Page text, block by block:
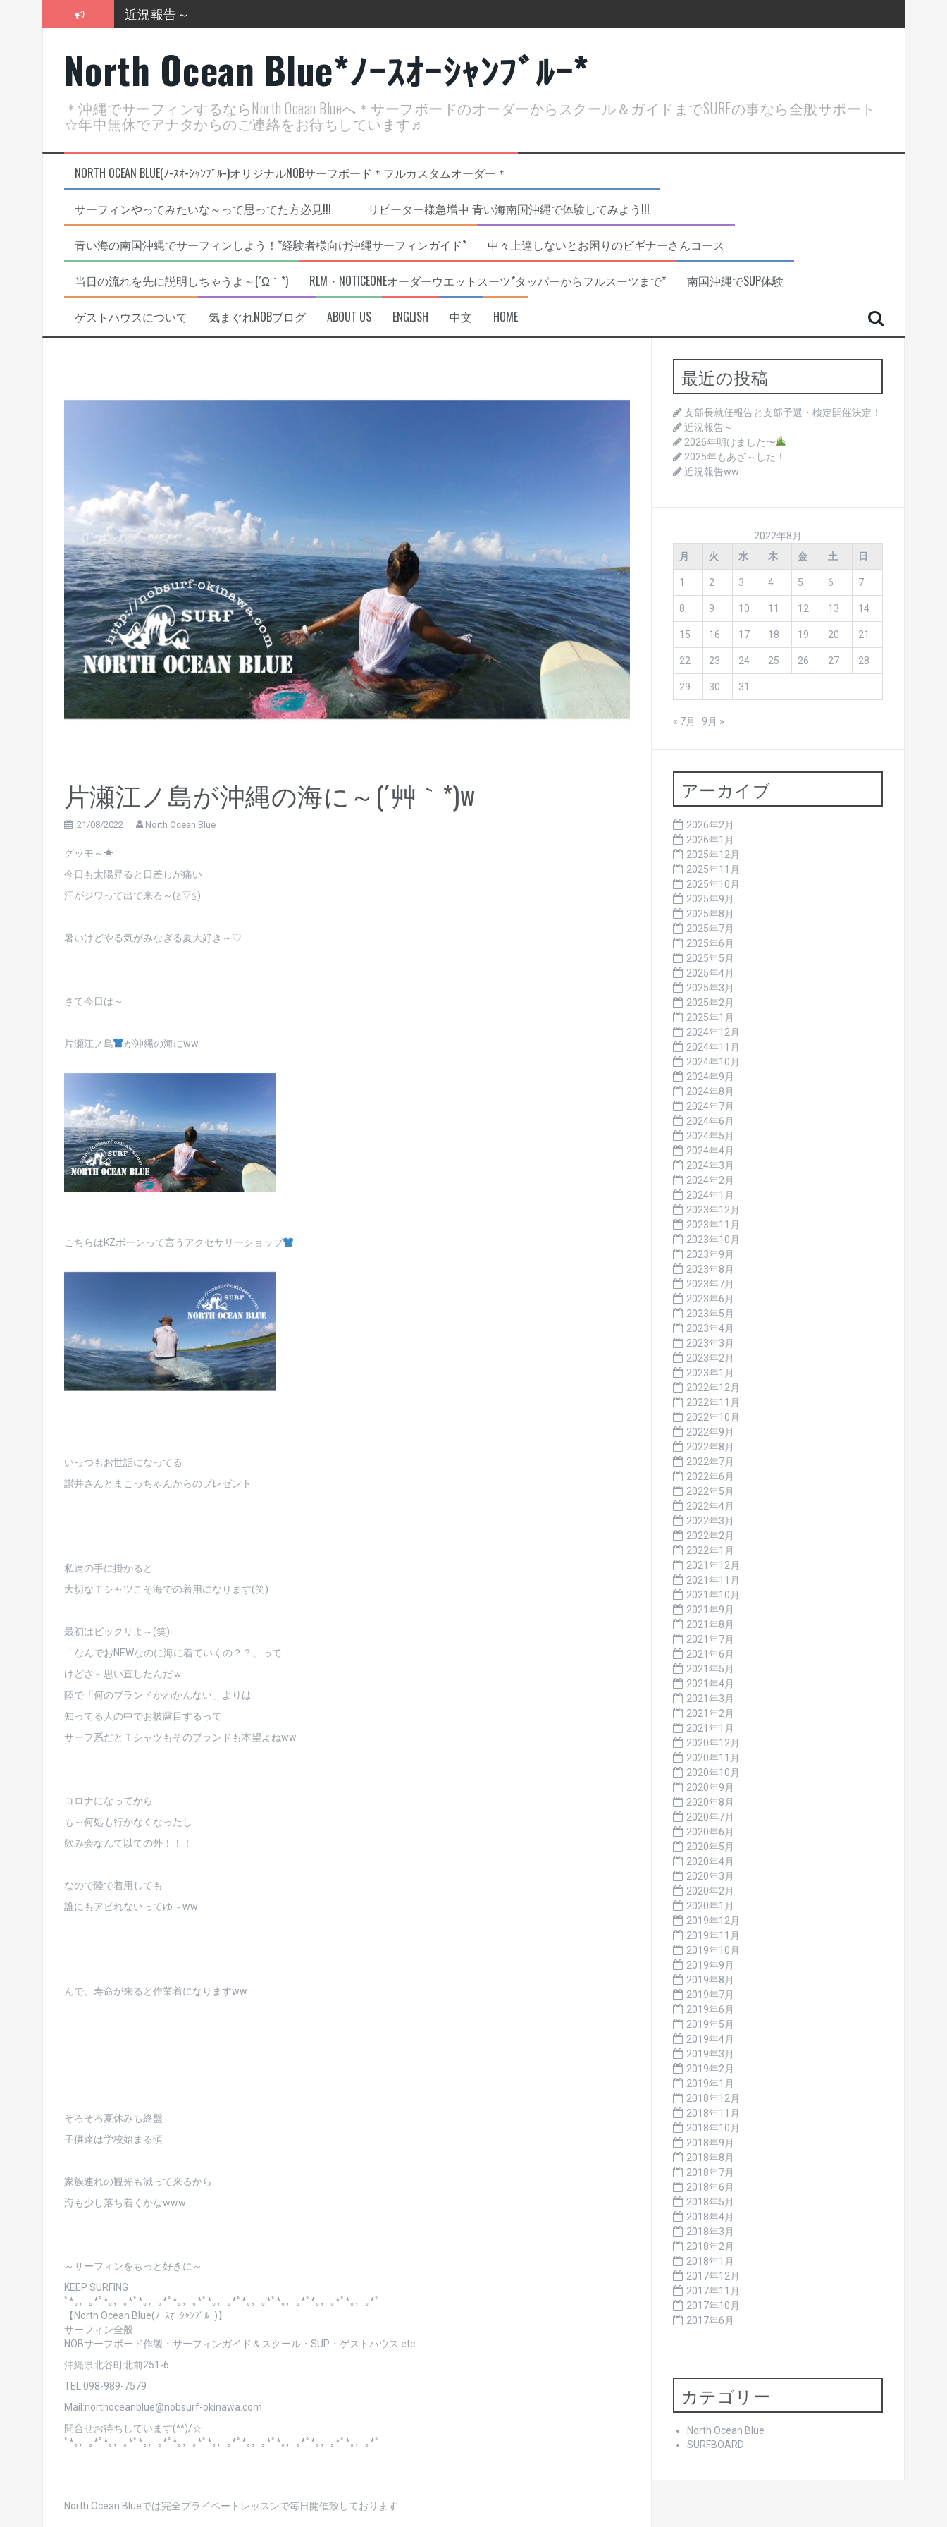
近況報告～
2025年もあざ～した！
ヤッチマッターーーー！！！
支部長就任報告と支部予選・検定開催決定！
North Ocean Blue*ﾉｰｽｵｰｼｬﾝﾌﾞﾙｰ*
＊沖縄でサーフィンするならNorth Ocean Blueへ＊サーフボードのオーダーからスクール＆ガイドまでSURFの事なら全般サポート
☆年中無休でアナタからのご連絡をお待ちしています♬
NORTH OCEAN BLUE(ﾉ-ｽｵ-ｼｬﾝﾌﾞﾙ-)オリジナルNOBサーフボード＊フルカスタムオーダー＊
サーフィンやってみたいな～って思ってた方必見!!! リピーター様急増中 青い海南国沖縄で体験してみよう!!!
青い海の南国沖縄でサーフィンしよう！*経験者様向け沖縄サーフィンガイド* 中々上達しないとお困りのビギナーさんコース
当日の流れを先に説明しちゃうよ～(´Ω｀*) RLM・NOTICEONEオーダーウエットスーツ*タッパーからフルスーツまで* 南国沖縄でSUP体験
ゲストハウスについて 気まぐれNOBブログ ABOUT US ENGLISH 中文 HOME
片瀬江ノ島が沖縄の海に～(´艸｀*)w
21/08/2022 North Ocean Blue
グッモ～☀
今日も太陽昇ると日差しが痛い
汗がジワって出て来る～(≧▽≦)
暑いけどやる気がみなぎる夏大好き～♡
さて今日は～
片瀬江ノ島 が沖縄の海にww
こちらはKZボーンって言うアクセサリーショップ
いっつもお世話になってる
讃井さんとまこっちゃんからのプレゼント
私達の手に掛かると
大切なＴシャツこそ海での着用になります(笑)
最初はビックリよ～(笑)
「なんでおNEWなのに海に着ていくの？？」って
けどさ～思い直したんだｗ
陸で「何のブランドかわかんない」よりは
知ってる人の中でお披露目するって
サーフ系だとＴシャツもそのブランドも本望よねww
コロナになってから
も～何処も行かなくなったし
飲み会なんて以ての外！！！
なので陸で着用しても
誰にもアピれないってゆ～ww
んで、寿命が来ると作業着になりますww
そろそろ夏休みも終盤
子供達は学校始まる頃
家族連れの観光も減って来るから
海も少し落ち着くかなwww
～サーフィンをもっと好きに～
KEEP SURFING
ﾟ*｡，｡*ﾟ*｡，｡*ﾟ*｡，｡*ﾟ*｡，｡*ﾟ*｡，｡*ﾟ*｡，｡*ﾟ*｡，｡*ﾟ*｡，｡*ﾟ*｡，｡*ﾟ
【North Ocean Blue(ﾉｰｽｵｰｼｬﾝﾌﾞﾙｰ)】
サーフィン全般
NOBサーフボード作製・サーフィンガイド＆スクール・SUP・ゲストハウス etc…
沖縄県北谷町北前251-6
TEL:098-989-7579
Mail:northoceanblue@nobsurf-okinawa.com
問合せお待ちしています(^^)/☆
ﾟ*｡，｡*ﾟ*｡，｡*ﾟ*｡，｡*ﾟ*｡，｡*ﾟ*｡，｡*ﾟ*｡，｡*ﾟ*｡，｡*ﾟ*｡，｡*ﾟ*｡，｡*ﾟ
North Ocean Blueでは完全プライベートレッスンで毎日開催致しております
最近の投稿
支部長就任報告と支部予選・検定開催決定！
近況報告～
2026年明けました〜
2025年もあざ～した！
近況報告ww
2022年8月
月
火 水 木 金 土 日
1 2 3 4 5 6 7
8 9 10 11 12 13 14
15 16 17 18 19 20 21
22 23 24 25 26 27 28
29 30 31
« 7月 9月 »
アーカイブ
2026年2月
2026年1月
2025年12月
2025年11月
2025年10月
2025年9月
2025年8月
2025年7月
2025年6月
2025年5月
2025年4月
2025年3月
2025年2月
2025年1月
2024年12月
2024年11月
2024年10月
2024年9月
2024年8月
2024年7月
2024年6月
2024年5月
2024年4月
2024年3月
2024年2月
2024年1月
2023年12月
2023年11月
2023年10月
2023年9月
2023年8月
2023年7月
2023年6月
2023年5月
2023年4月
2023年3月
2023年2月
2023年1月
2022年12月
2022年11月
2022年10月
2022年9月
2022年8月
2022年7月
2022年6月
2022年5月
2022年4月
2022年3月
2022年2月
2022年1月
2021年12月
2021年11月
2021年10月
2021年9月
2021年8月
2021年7月
2021年6月
2021年5月
2021年4月
2021年3月
2021年2月
2021年1月
2020年12月
2020年11月
2020年10月
2020年9月
2020年8月
2020年7月
2020年6月
2020年5月
2020年4月
2020年3月
2020年2月
2020年1月
2019年12月
2019年11月
2019年10月
2019年9月
2019年8月
2019年7月
2019年6月
2019年5月
2019年4月
2019年3月
2019年2月
2019年1月
2018年12月
2018年11月
2018年10月
2018年9月
2018年8月
2018年7月
2018年6月
2018年5月
2018年4月
2018年3月
2018年2月
2018年1月
2017年12月
2017年11月
2017年10月
2017年6月
カテゴリー
North Ocean Blue
SURFBOARD